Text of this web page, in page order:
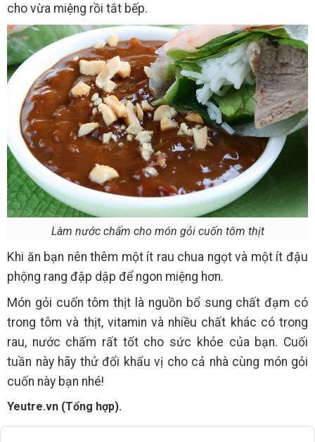
cho vừa miệng rồi tắt bếp.
Làm nước chấm cho món gỏi cuốn tôm thịt
Khi ăn bạn nên thêm một ít rau chua ngọt và một ít đậu
phộng rang đập dập để ngon miệng hơn.
Món gỏi cuốn tôm thịt là nguồn bổ sung chất đạm có
trong tôm và thịt, vitamin và nhiều chất khác có trong
rau, nước chấm rất tốt cho sức khỏe của bạn. Cuối
tuần này hãy thử đổi khẩu vị cho cả nhà cùng món gỏi
cuốn này bạn nhé!
Yeutre.vn (Tổng hợp).